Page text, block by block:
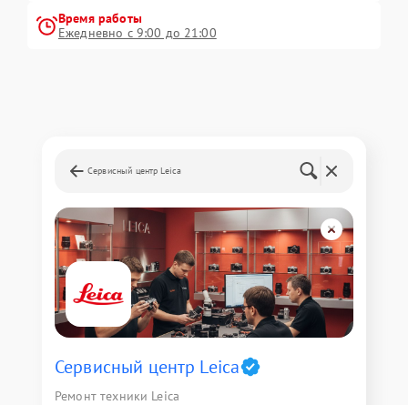
Время работы
Ежедневно с 9:00 до 21:00
Сервисный центр Leica
Сервисный центр Leica
Ремонт техники Leica